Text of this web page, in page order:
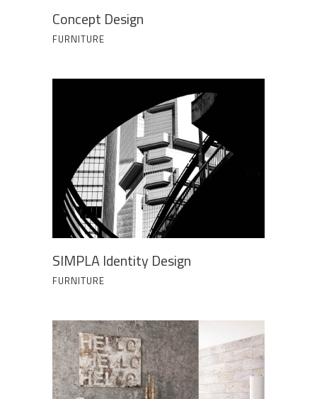
Concept Design
FURNITURE
SIMPLA Identity Design
FURNITURE